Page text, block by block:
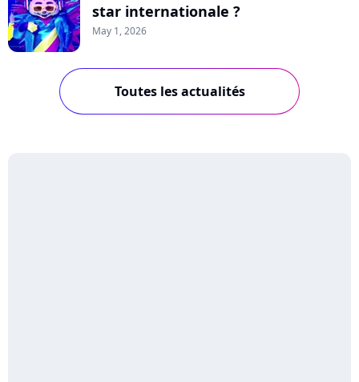
star internationale ?
May 1, 2026
Toutes les actualités